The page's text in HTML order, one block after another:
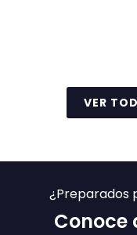
VER
¿Preparados
Conoce